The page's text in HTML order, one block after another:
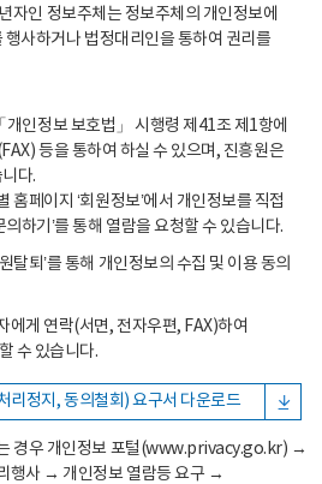
자인 정보주체는 정보주체의 개인정보에
사하거나 법정대리인을 통하여 권리를
인정보 보호법」 시행령 제41조 제1항에
등을 통하여 하실 수 있으며, 진흥원은
다.
홈페이지 ‘회원정보’에서 개인정보를 직접
의하기’를 통해 열람을 요청할 수 있습니다.
탈퇴’를 통해 개인정보의 수집 및 이용 동의
에게 연락(서면, 전자우편, FAX)하여
수 있습니다.
리정지, 동의철회) 요구서 다운로드
경우 개인정보 포털(www.privacy.go.kr) →
행사 → 개인정보 열람등 요구 →